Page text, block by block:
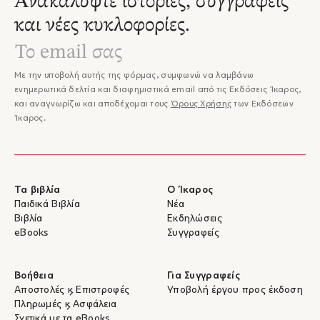
και νέες κυκλοφορίες.
Με την υποβολή αυτής της φόρμας, συμφωνώ να λαμβάνω
ενημερωτικά δελτία και διαφημιστικά email από τις Εκδόσεις Ίκαρος,
και αναγνωρίζω και αποδέχομαι τους Όρους Χρήσης των Εκδόσεων
Ίκαρος.
Τα βιβλία
Παιδικά Βιβλία
Βιβλία
eBooks
Ο Ίκαρος
Νέα
Εκδηλώσεις
Συγγραφείς
Βοήθεια
Αποστολές & Επιστροφές
Πληρωμές & Ασφάλεια
Για Συγγραφείς
Υποβολή έργου προς έκδοση